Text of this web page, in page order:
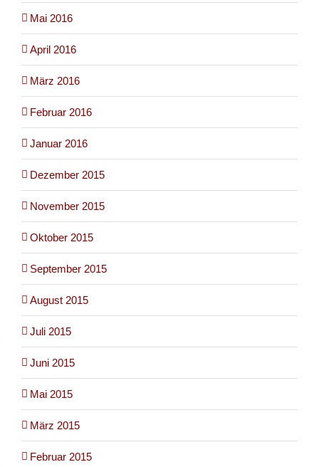
Mai 2016
April 2016
März 2016
Februar 2016
Januar 2016
Dezember 2015
November 2015
Oktober 2015
September 2015
August 2015
Juli 2015
Juni 2015
Mai 2015
März 2015
Februar 2015